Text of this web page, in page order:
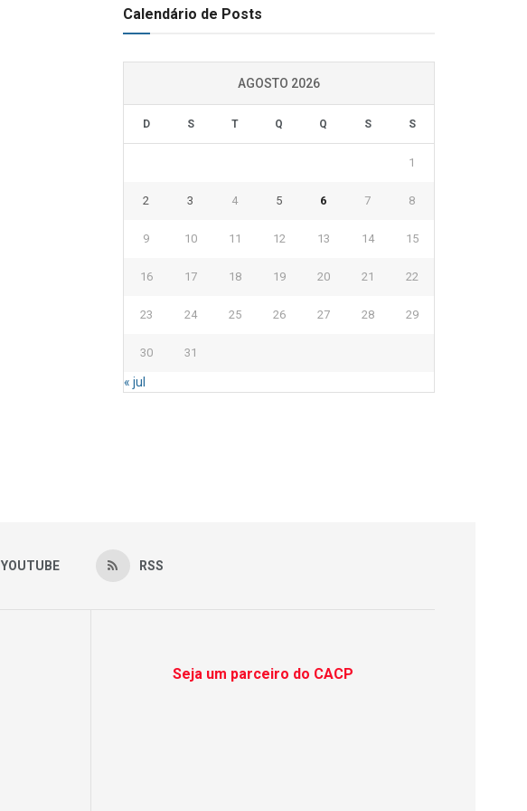
Calendário de Posts
AGOSTO 2026
D S T Q Q S S
1
2 3 4 5 6 7 8
9 10 11 12 13 14 15
16 17 18 19 20 21 22
23 24 25 26 27 28 29
30 31
« jul
YOUTUBE RSS
Seja um parceiro do CACP